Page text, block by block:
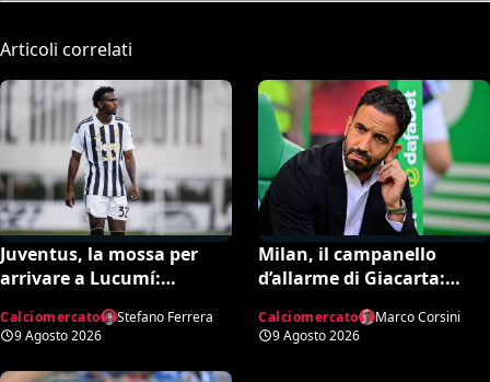
Articoli correlati
Juventus, la mossa per
arrivare a Lucumí:
Cabal come contropartita
Calciomercato
Stefano Ferrera
9 Agosto 2026
Milan, il campanello
d’allarme di Giacarta:
sbloccare Inacio e
Hojbjerg
Calciomercato
Marco Corsini
9 Agosto 2026